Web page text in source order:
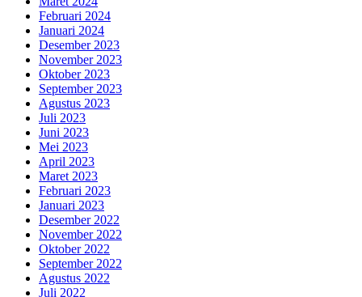
Februari 2024
Januari 2024
Desember 2023
November 2023
Oktober 2023
September 2023
Agustus 2023
Juli 2023
Juni 2023
Mei 2023
April 2023
Maret 2023
Februari 2023
Januari 2023
Desember 2022
November 2022
Oktober 2022
September 2022
Agustus 2022
Juli 2022